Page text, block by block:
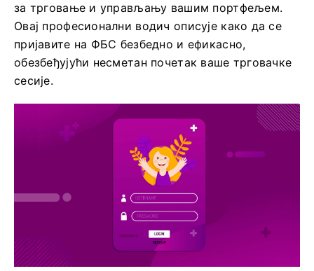
за трговање и управљању вашим портфељем.
Овај професионални водич описује како да се
пријавите на ФБС безбедно и ефикасно,
обезбеђујући несметан почетак ваше трговачке
сесије.